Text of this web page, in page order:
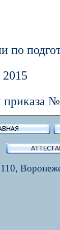
по